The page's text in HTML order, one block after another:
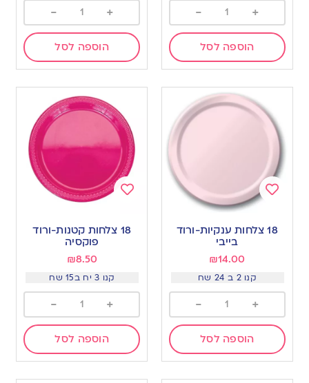
+
-
הוספה לסל
+
-
הוספה לסל
to
wishlist
18 צלחות ענקיות-ורוד
בייבי
₪14.00
קנו 2 ב 24 שח
+
-
הוספה לסל
to
wishlist
18 צלחות קטנות-ורוד
פוקסיה
₪8.50
קנו 3 יח ב15 שח
+
-
הוספה לסל